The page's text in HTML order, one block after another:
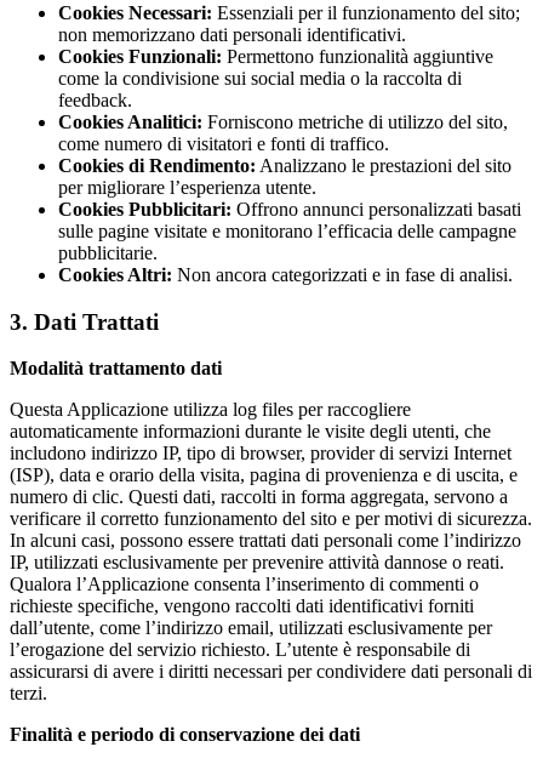
Cookies Necessari: Essenziali per il funzionamento del sito;
non memorizzano dati personali identificativi.
Cookies Funzionali: Permettono funzionalità aggiuntive
come la condivisione sui social media o la raccolta di
feedback.
Cookies Analitici: Forniscono metriche di utilizzo del sito,
come numero di visitatori e fonti di traffico.
Cookies di Rendimento: Analizzano le prestazioni del sito
per migliorare l’esperienza utente.
Cookies Pubblicitari: Offrono annunci personalizzati basati
sulle pagine visitate e monitorano l’efficacia delle campagne
pubblicitarie.
Cookies Altri: Non ancora categorizzati e in fase di analisi.
3. Dati Trattati
Modalità trattamento dati
Questa Applicazione utilizza log files per raccogliere
automaticamente informazioni durante le visite degli utenti, che
includono indirizzo IP, tipo di browser, provider di servizi Internet
(ISP), data e orario della visita, pagina di provenienza e di uscita, e
numero di clic. Questi dati, raccolti in forma aggregata, servono a
verificare il corretto funzionamento del sito e per motivi di sicurezza.
In alcuni casi, possono essere trattati dati personali come l’indirizzo
IP, utilizzati esclusivamente per prevenire attività dannose o reati.
Qualora l’Applicazione consenta l’inserimento di commenti o
richieste specifiche, vengono raccolti dati identificativi forniti
dall’utente, come l’indirizzo email, utilizzati esclusivamente per
l’erogazione del servizio richiesto. L’utente è responsabile di
assicurarsi di avere i diritti necessari per condividere dati personali di
terzi.
Finalità e periodo di conservazione dei dati